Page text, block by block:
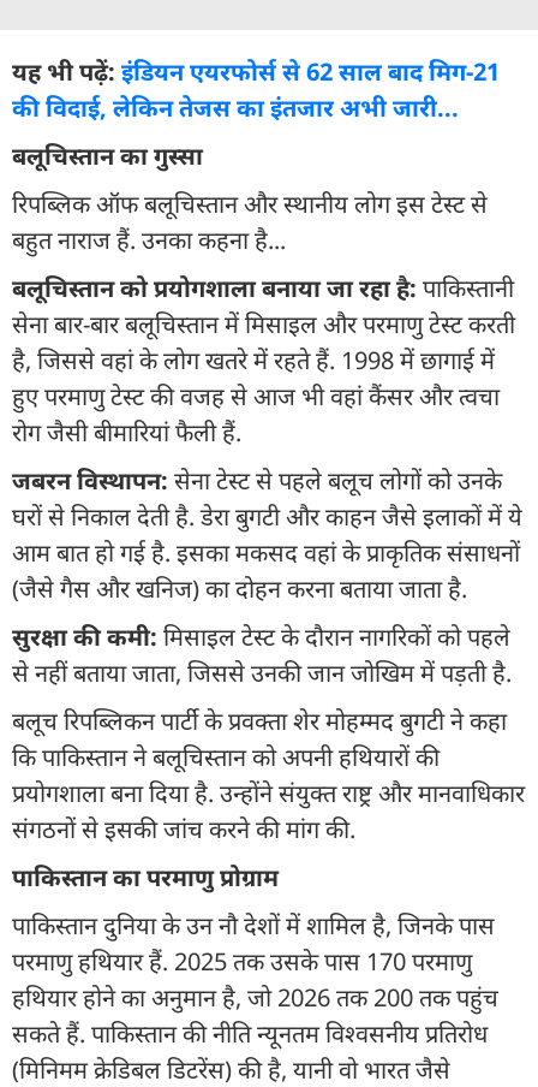
यह भी पढ़ें: इंडियन एयरफोर्स से 62 साल बाद मिग-21
की विदाई, लेकिन तेजस का इंतजार अभी जारी...
बलूचिस्तान का गुस्सा
रिपब्लिक ऑफ बलूचिस्तान और स्थानीय लोग इस टेस्ट से
बहुत नाराज हैं. उनका कहना है...
बलूचिस्तान को प्रयोगशाला बनाया जा रहा है: पाकिस्तानी
सेना बार-बार बलूचिस्तान में मिसाइल और परमाणु टेस्ट करती
है, जिससे वहां के लोग खतरे में रहते हैं. 1998 में छागाई में
हुए परमाणु टेस्ट की वजह से आज भी वहां कैंसर और त्वचा
रोग जैसी बीमारियां फैली हैं.
जबरन विस्थापन: सेना टेस्ट से पहले बलूच लोगों को उनके
घरों से निकाल देती है. डेरा बुगटी और काहन जैसे इलाकों में ये
आम बात हो गई है. इसका मकसद वहां के प्राकृतिक संसाधनों
(जैसे गैस और खनिज) का दोहन करना बताया जाता है.
सुरक्षा की कमी: मिसाइल टेस्ट के दौरान नागरिकों को पहले
से नहीं बताया जाता, जिससे उनकी जान जोखिम में पड़ती है.
बलूच रिपब्लिकन पार्टी के प्रवक्ता शेर मोहम्मद बुगटी ने कहा
कि पाकिस्तान ने बलूचिस्तान को अपनी हथियारों की
प्रयोगशाला बना दिया है. उन्होंने संयुक्त राष्ट्र और मानवाधिकार
संगठनों से इसकी जांच करने की मांग की.
पाकिस्तान का परमाणु प्रोग्राम
पाकिस्तान दुनिया के उन नौ देशों में शामिल है, जिनके पास
परमाणु हथियार हैं. 2025 तक उसके पास 170 परमाणु
हथियार होने का अनुमान है, जो 2026 तक 200 तक पहुंच
सकते हैं. पाकिस्तान की नीति न्यूनतम विश्वसनीय प्रतिरोध
(मिनिमम क्रेडिबल डिटरेंस) की है, यानी वो भारत जैसे